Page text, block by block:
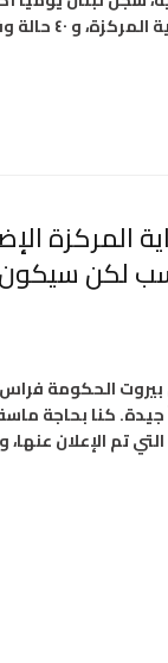
مريضًا جديدًا بحاجة
المركزة
لكن
الحكومة ​فراس
جيدة. كنا بحاجة
تم الإعلان